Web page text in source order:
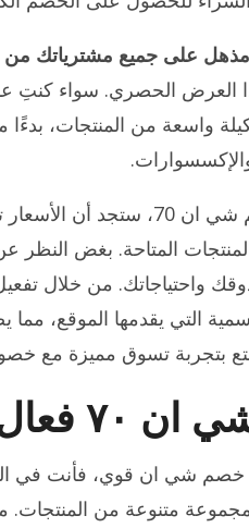
العرض الحصري. سواء كنتِ
واسعة من المنتجات،
عند استخدام كود خصم شي ان
المتاحة. بغض النظر
واحتياجاتك. من خلال
التي يقدمها الموقع، مما
بتجربة تسوق مميزة مع
100%
شي ان قوي، فأنت في
متنوعة من المنتجات. من